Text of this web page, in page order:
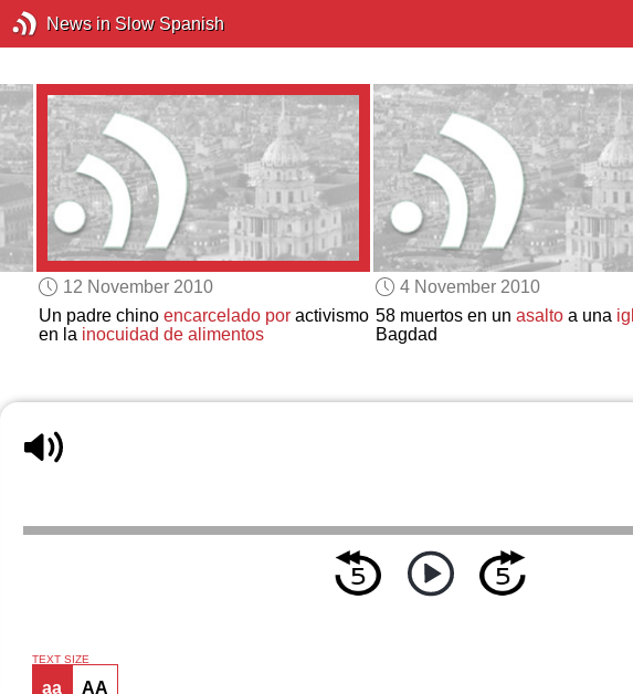
News in Slow Spanish
12 November 2010
Un padre chino encarcelado poractivismo
en la inocuidad de alimentos
4 November 2010
58 muertos en un asaltoa una
Bagdad
TEXT SIZE
aa AA